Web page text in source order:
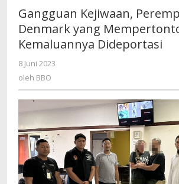
Denmark
yang
Mempertontonkan
Gangguan Kejiwaan,
Denmark yang
Kemaluannya Dideportasi
8 Juni 2023
oleh BBO